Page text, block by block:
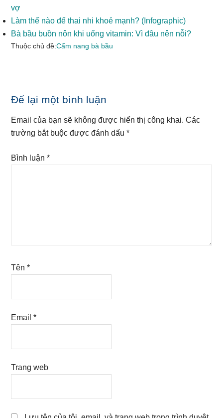
vợ
Làm thế nào để thai nhi khoẻ mạnh? (Infographic)
Bà bầu buồn nôn khi uống vitamin: Vì đâu nên nỗi?
Thuộc chủ đề:Cẩm nang bà bầu
Reader
Interactions
Để lại một bình luận
Email của bạn sẽ không được hiển thị công khai. Các
trường bắt buộc được đánh dấu*
Bình luận*
Tên*
Email*
Trang web